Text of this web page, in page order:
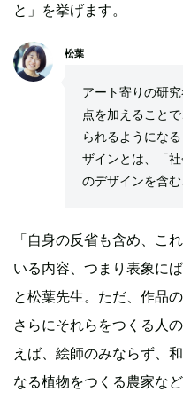
と」を挙げます。
松葉
アート寄りの研
点を加えること
られるようにな
ザインとは、「
のデザインを含む
「自身の反省も含め、こ
いる内容、つまり表象に
と松葉先生。ただ、作品
さらにそれらをつくる人
えば、絵師のみならず、
なる植物をつくる農家な